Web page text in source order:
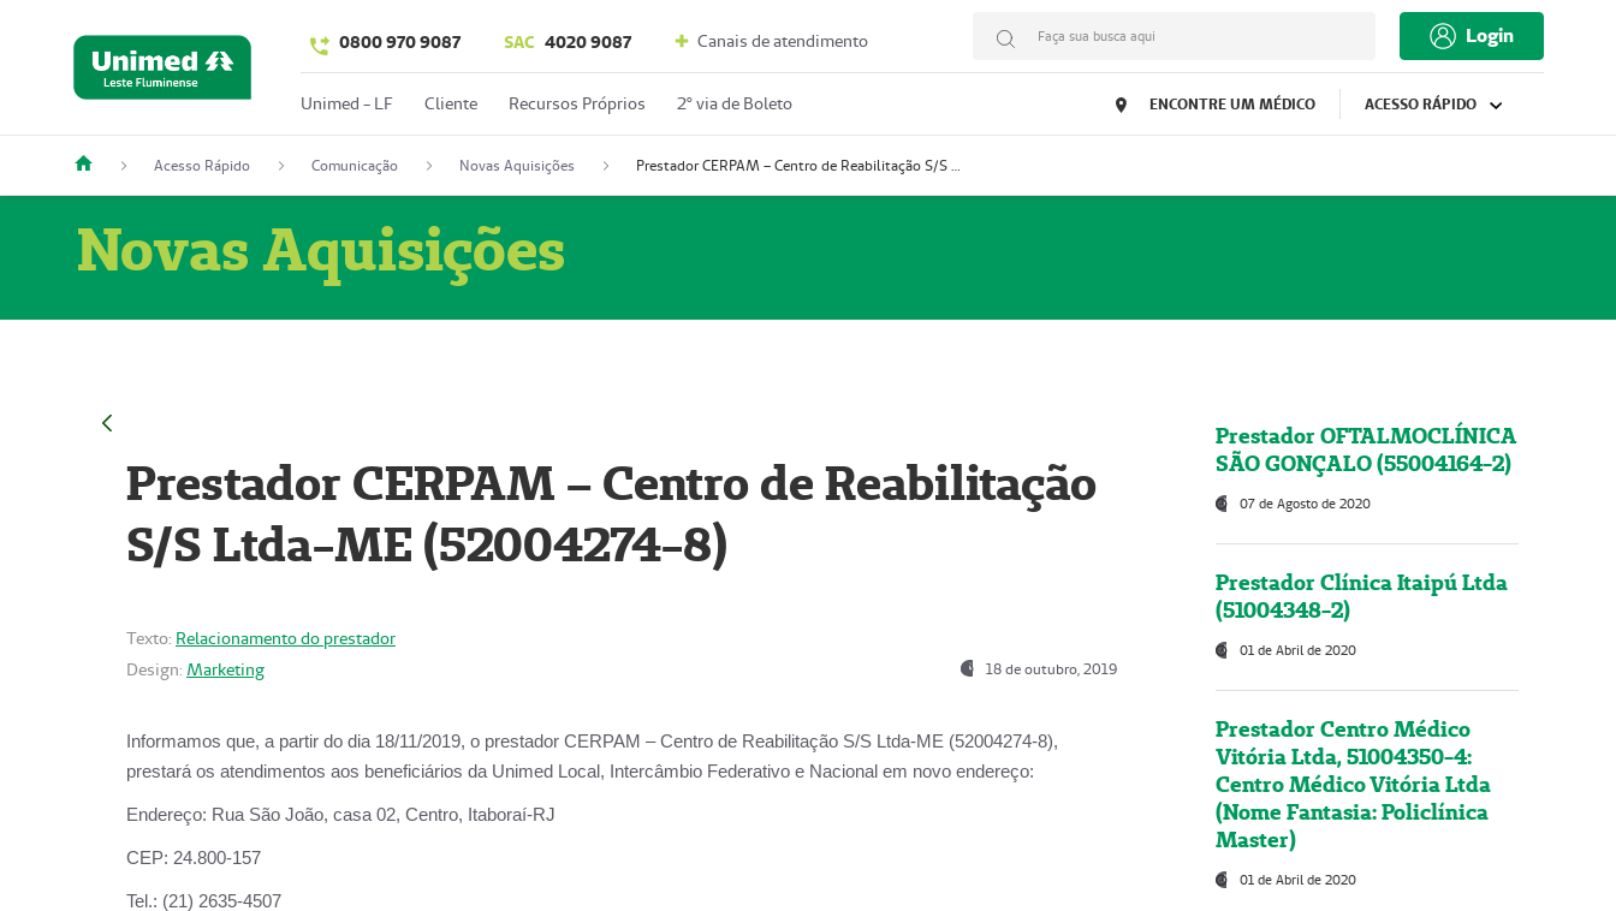
0800 970 9087 SAC 4020 9087 Canais de atendimento Faça sua busca aqui Login
Unimed - LF Cliente Recursos Próprios 2º via de Boleto ENCONTRE UM MÉDICO ACESSO RÁPIDO
Acesso Rápido Comunicação Novas Aquisições Prestador CERPAM – Centro de Reabilitação S/S Ltda-ME (52004274-8)
Novas Aquisições
Prestador CERPAM – Centro de Reabilitação
S/S Ltda-ME (52004274-8)
Texto: Relacionamento do prestador
Design: Marketing 18 de outubro, 2019
Informamos que, a partir do dia 18/11/2019, o prestador CERPAM – Centro de Reabilitação S/S Ltda-ME (52004274-8),
prestará os atendimentos aos beneficiários da Unimed Local, Intercâmbio Federativo e Nacional em novo endereço:
Endereço: Rua São João, casa 02, Centro, Itaboraí-RJ
CEP: 24.800-157
Tel.: (21) 2635-4507
Prestador OFTALMOCLÍNICA
SÃO GONÇALO (55004164-2)
07 de Agosto de 2020
Prestador Clínica Itaipú Ltda
(51004348-2)
01 de Abril de 2020
Prestador Centro Médico
Vitória Ltda, 51004350-4:
Centro Médico Vitória Ltda
(Nome Fantasia: Policlínica
Master)
01 de Abril de 2020